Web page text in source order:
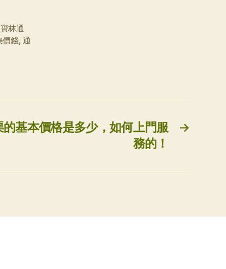
寶林通
價錢,通
→
基本價格是多少，如何上門服
務的！